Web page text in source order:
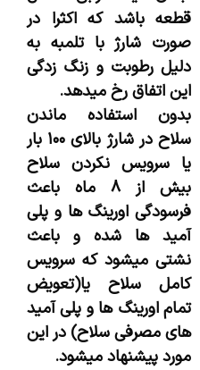
قطعه باشد که اکثرا در
صورت شارژ با تلمبه به
دلیل رطوبت و زنگ زدگی
این اتفاق رخ میدهد.
بدون استفاده ماندن
سلاح در شارژ بالای ۱۰۰ بار
یا سرویس نکردن سلاح
بیش از ۸ ماه باعث
فرسودگی اورینگ ها و پلی
آمید ها شده و باعث
نشتی میشود که سرویس
کامل سلاح یا(تعویض
تمام اورینگ ها و پلی آمید
های مصرفی سلاح) در این
مورد پیشنهاد میشود.